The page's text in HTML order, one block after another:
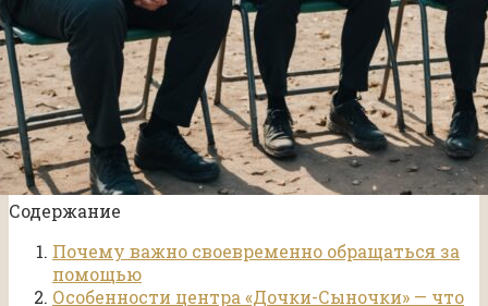
Содержание
Почему важно своевременно обращаться за
помощью
Особенности центра «Дочки-Сыночки» — что